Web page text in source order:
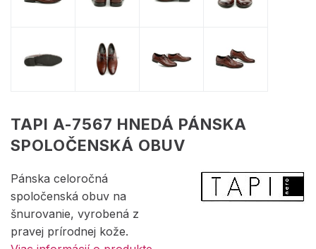
TAPI A-7567 HNEDÁ PÁNSKA
SPOLOČENSKÁ OBUV
Pánska celoročná
spoločenská obuv na
šnurovanie, vyrobená z
pravej prírodnej kože.